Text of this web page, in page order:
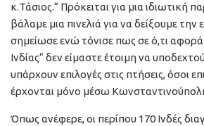
κ.Τάσιος.“ Πρόκειται για μια ιδιωτική
βάλαμε μια πινελιά για να δείξουμε την
σημείωσε ενώ τόνισε πως σε ό,τι
Ινδίας“ δεν είμαστε έτοιμη να
υπάρχουν επιλογές στις πτήσεις, όσοι
έρχονται μόνο μέσω
Όπως ανέφερε, οι περίπου 170 Ινδές